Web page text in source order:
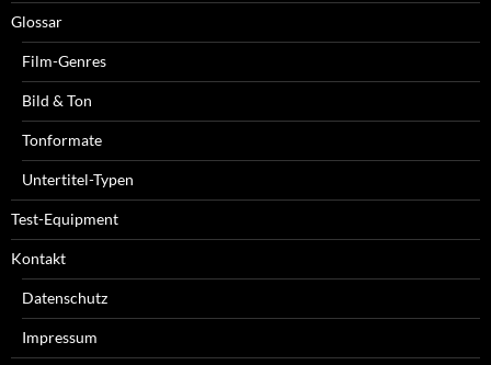
Glossar
Film-Genres
Bild & Ton
Tonformate
Untertitel-Typen
Test-Equipment
Kontakt
Datenschutz
Impressum